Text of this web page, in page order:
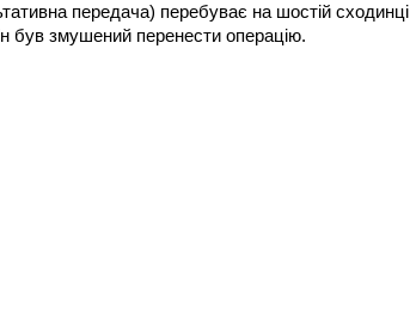
передача) перебуває на шостій сходинці
був змушений перенести операцію.